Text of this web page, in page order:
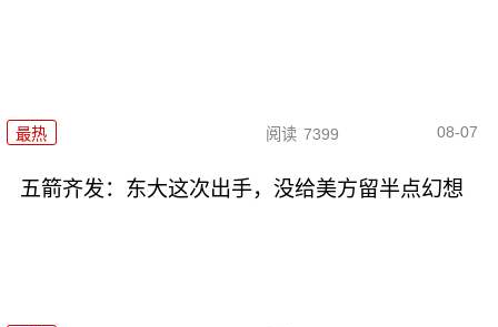
最热 阅读 7399 08-07
五箭齐发：东大这次出手，没给美方留半点幻想